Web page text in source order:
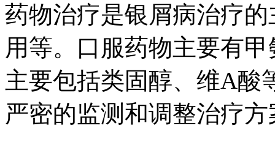
药物治疗是银屑病治疗
用等。口服药物主要有
主要包括类固醇、维A酸
严密的监测和调整治疗